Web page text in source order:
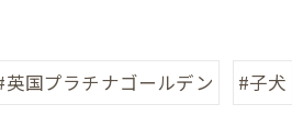
英国プラチナゴールデン #子犬